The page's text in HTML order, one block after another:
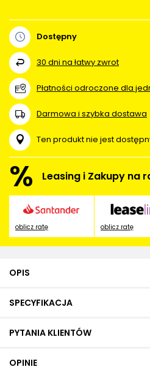
Dostępny
30 dni na łatwy zwrot
Płatności odroczone dla
Darmowa i szybka dostawa
Ten produkt nie jest
% Leasing i Zakupy na
oblicz ratę oblicz ratę
OPIS
SPECYFIKACJA
PYTANIA KLIENTÓW
OPINIE